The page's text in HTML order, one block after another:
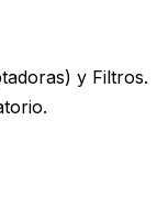
y Filtros.